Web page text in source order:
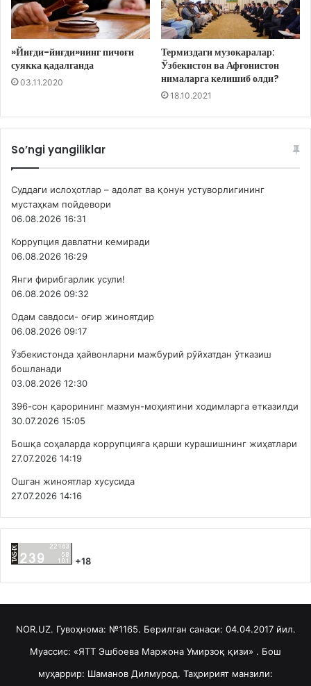
»Йиғди-йиғди»нинг пичоғи
суякка қадалганда
03.11.2020
Термиздаги музокаралар:
Ўзбекистон ва Афғонистон
нималарга келишиб олди?
18.10.2021
So’ngi yangiliklar
Суддаги ислоҳотлар – адолат ва қонун устуворлигининг
мустаҳкам пойдевори
06.08.2026 16:31
Коррупция давлатни кемиради
06.08.2026 16:29
Янги фирибгарлик усули!
06.08.2026 09:32
Одам савдоси- оғир жиноятдир
06.08.2026 09:17
Ўзбекистонда ҳайвонларни мажбурий рўйхатдан ўтказиш
бошланади
03.08.2026 12:30
396-сон қарорининг мазмун-моҳиятини ходимларга етказилди
30.07.2026 15:05
Бошқа соҳаларда коррупцияга қарши курашишнинг жиҳатлари
27.07.2026 14:19
Ошган жиноятлар хусусида
27.07.2026 14:16
+18
NOR.UZ. Гувоҳнома: №1165. Берилган санаси: 04.04.2017 йил.
Муассис: «ЯТТ Эшбоева Маржона Умирзоқ қизи» . Бош
муҳаррир: Шаманов Дилмурод. Таҳририят манзили: